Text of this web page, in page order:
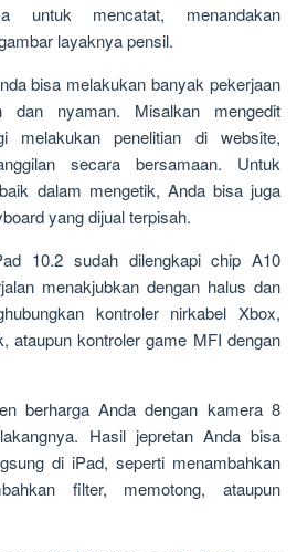
untuk mencatat, menandakan
layaknya pensil.
bisa melakukan banyak pekerjaan
dan nyaman. Misalkan mengedit
melakukan penelitian di website,
secara bersamaan. Untuk
dalam mengetik, Anda bisa juga
yang dijual terpisah.
10.2 sudah dilengkapi chip A10
menakjubkan dengan halus dan
kontroler nirkabel Xbox,
ataupun kontroler game MFI dengan
berharga Anda dengan kamera 8
Hasil jepretan Anda bisa
di iPad, seperti menambahkan
filter, memotong, ataupun